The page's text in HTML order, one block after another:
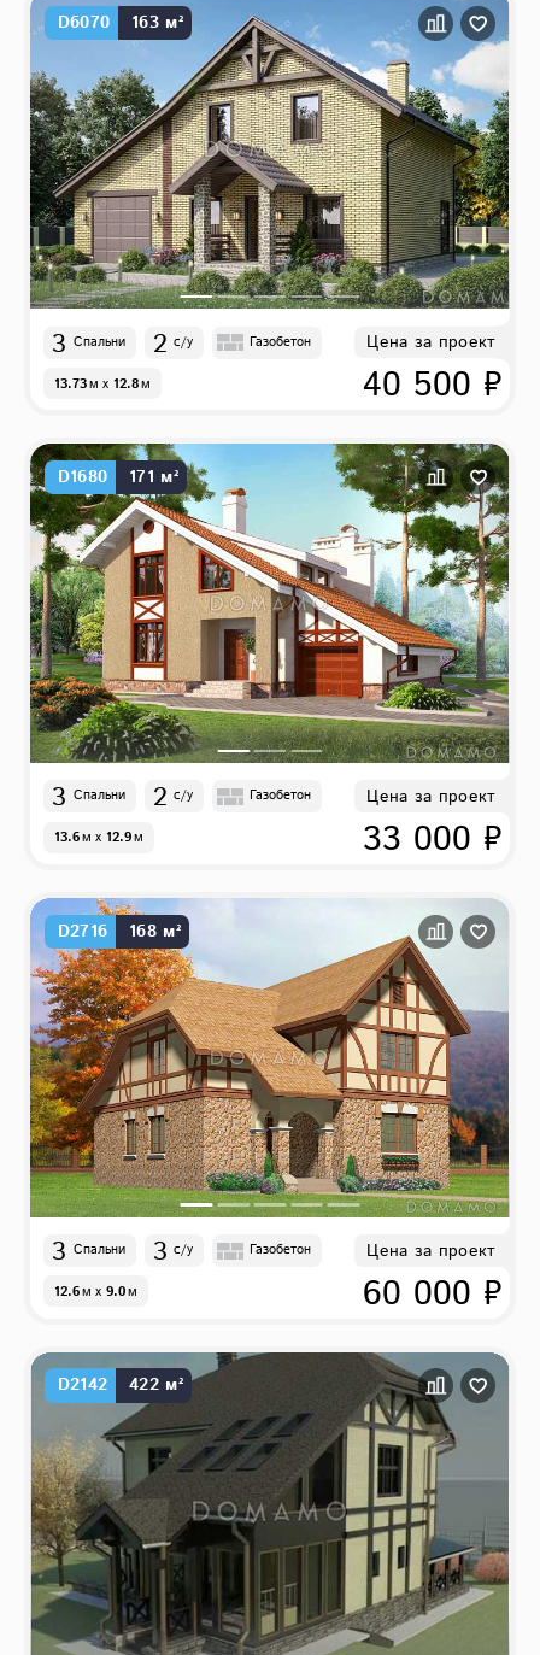
D6070 163 м²
3 Спальни 2 с/у Газобетон
13.73м x 12.8м
Цена за проект
40 500 ₽
D1680 171 м²
3 Спальни 2 с/у Газобетон
13.6м x 12.9м
Цена за проект
33 000 ₽
D2716 168 м²
3 Спальни 3 с/у Газобетон
12.6м x 9.0м
Цена за проект
60 000 ₽
D2142 422 м²